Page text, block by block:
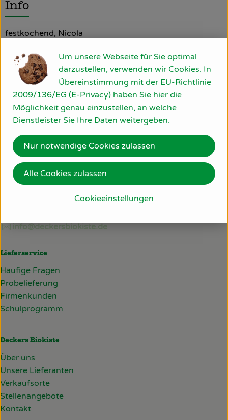
Rezepte
Info
festkochend, Nicola
Produktinformationen
Herkunft
Deutschland
Du hast eine Frage? Wir helfen gerne:
Am Bollgraben 11
76534 Baden-Baden
info@deckersbiokiste.de
Lieferservice
Häufige Fragen
Probelieferung
Firmenkunden
Schulprogramm
Deckers Biokiste
Über uns
Unsere Lieferanten
Verkaufsorte
Stellenangebote
Kontakt
Um unsere Webseite für Sie optimal
darzustellen, verwenden wir Cookies. In
Übereinstimmung mit der EU-Richtlinie
2009/136/EG (E-Privacy) haben Sie hier die
Möglichkeit genau einzustellen, an welche
Dienstleister Sie Ihre Daten weitergeben.
Cookieeinstellungen
Nur notwendige Cookies zulassen
Alle Cookies zulassen